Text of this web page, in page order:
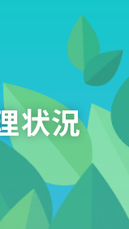
状況